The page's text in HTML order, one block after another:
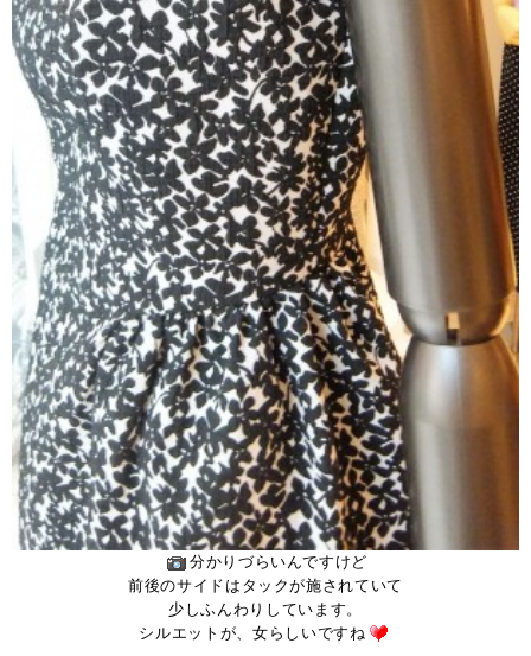
分かりづらいんですけど
前後のサイドはタックが施されていて
少しふんわりしています。
シルエットが、女らしいですね